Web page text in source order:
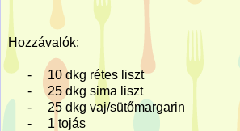
Hozzávalók:
-
10 dkg rétes liszt
-
25 dkg sima liszt
-
25 dkg vaj/sütőmargarin
-
1 tojás